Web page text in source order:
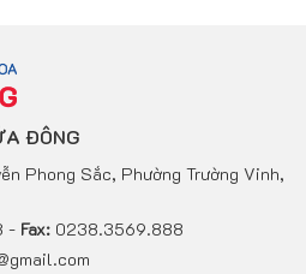
ĐÔNG
Phong Sắc, Phường Trường Vinh,
- Fax: 0238.3569.888